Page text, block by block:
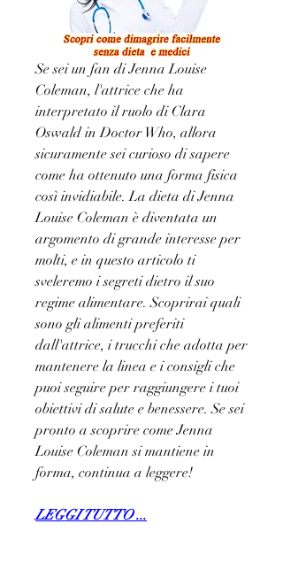
Se sei un fan di Jenna Louise
Coleman, l'attrice che ha
interpretato il ruolo di Clara
Oswald in Doctor Who, allora
sicuramente sei curioso di sapere
come ha ottenuto una forma fisica
così invidiabile. La dieta di Jenna
Louise Coleman è diventata un
argomento di grande interesse per
molti, e in questo articolo ti
sveleremo i segreti dietro il suo
regime alimentare. Scoprirai quali
sono gli alimenti preferiti
dall'attrice, i trucchi che adotta per
mantenere la linea e i consigli che
puoi seguire per raggiungere i tuoi
obiettivi di salute e benessere. Se sei
pronto a scoprire come Jenna
Louise Coleman si mantiene in
forma, continua a leggere!
LEGGI TUTTO ...